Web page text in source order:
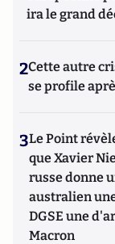
ira le grand
2Cette autre
se profile
3Le Point
que Xavier
russe donne
australien
DGSE une
Macron